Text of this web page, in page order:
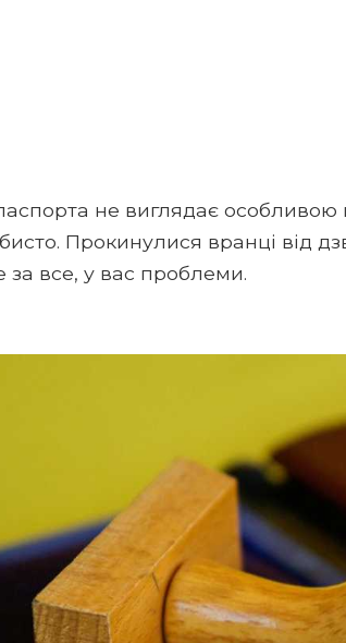
не виглядає
Прокинулися вранці від
все, у вас проблеми.